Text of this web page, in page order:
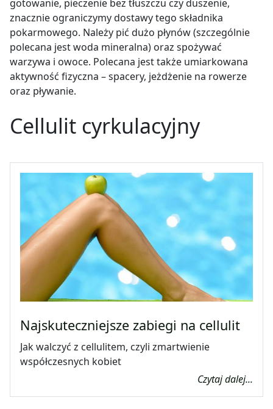
gotowanie, pieczenie bez tłuszczu czy duszenie,
znacznie ograniczymy dostawy tego składnika
pokarmowego. Należy pić dużo płynów (szczególnie
polecana jest woda mineralna) oraz spożywać
warzywa i owoce. Polecana jest także umiarkowana
aktywność fizyczna – spacery, jeżdżenie na rowerze
oraz pływanie.
Cellulit cyrkulacyjny
Najskuteczniejsze zabiegi na cellulit
Jak walczyć z cellulitem, czyli zmartwienie
współczesnych kobiet
Czytaj dalej...